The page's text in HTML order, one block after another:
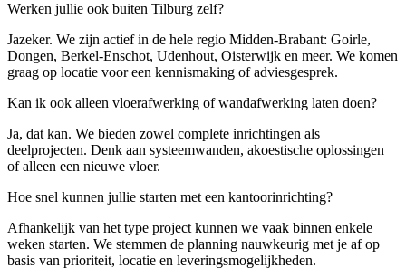
Werken jullie ook buiten Tilburg zelf?
Jazeker. We zijn actief in de hele regio Midden-Brabant: Goirle,
Dongen, Berkel-Enschot, Udenhout, Oisterwijk en meer. We komen
graag op locatie voor een kennismaking of adviesgesprek.
Kan ik ook alleen vloerafwerking of wandafwerking laten doen?
Ja, dat kan. We bieden zowel complete inrichtingen als
deelprojecten. Denk aan systeemwanden, akoestische oplossingen
of alleen een nieuwe vloer.
Hoe snel kunnen jullie starten met een kantoorinrichting?
Afhankelijk van het type project kunnen we vaak binnen enkele
weken starten. We stemmen de planning nauwkeurig met je af op
basis van prioriteit, locatie en leveringsmogelijkheden.